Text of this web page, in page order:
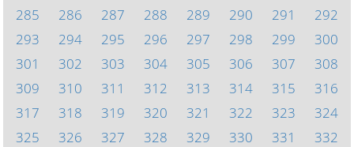
285
286 287 288 289 290 291
292
293
294 295 296 297 298 299
300
301
302 303 304 305 306 307
308
309
310 311 312 313 314 315
316
317
318 319 320 321 322 323
324
325
326 327 328 329 330 331
332